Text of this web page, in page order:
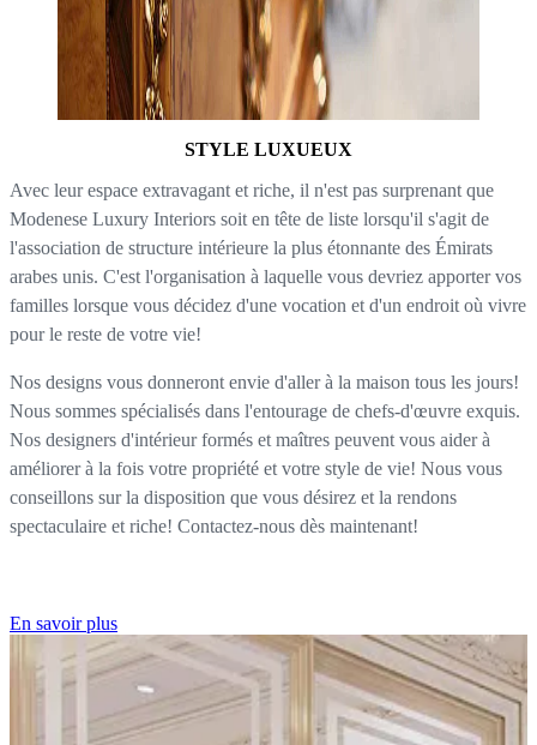
STYLE LUXUEUX
Avec leur espace extravagant et riche, il n'est pas surprenant que
Modenese Luxury Interiors soit en tête de liste lorsqu'il s'agit de
l'association de structure intérieure la plus étonnante des Émirats
arabes unis. C'est l'organisation à laquelle vous devriez apporter vos
familles lorsque vous décidez d'une vocation et d'un endroit où vivre
pour le reste de votre vie!
Nos designs vous donneront envie d'aller à la maison tous les jours!
Nous sommes spécialisés dans l'entourage de chefs-d'œuvre exquis.
Nos designers d'intérieur formés et maîtres peuvent vous aider à
améliorer à la fois votre propriété et votre style de vie! Nous vous
conseillons sur la disposition que vous désirez et la rendons
spectaculaire et riche! Contactez-nous dès maintenant!
En savoir plus